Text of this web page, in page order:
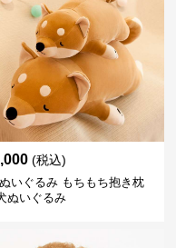
(税込)
いぐるみ もちもち抱き枕
ぬいぐるみ